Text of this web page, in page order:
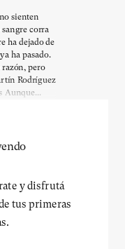
sienten
corra
ha dejado de
ha pasado.
pero
Rodríguez
Aunque...
y disfrutá
tus primeras